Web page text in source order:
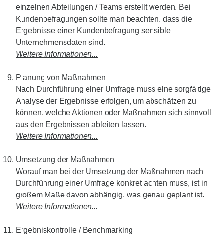
einzelnen Abteilungen / Teams erstellt werden. Bei
Kundenbefragungen sollte man beachten, dass die
Ergebnisse einer Kundenbefragung sensible
Unternehmensdaten sind.
Weitere Informationen...
Planung von Maßnahmen
Nach Durchführung einer Umfrage muss eine sorgfältige
Analyse der Ergebnisse erfolgen, um abschätzen zu
können, welche Aktionen oder Maßnahmen sich sinnvoll
aus den Ergebnissen ableiten lassen.
Weitere Informationen...
Umsetzung der Maßnahmen
Worauf man bei der Umsetzung der Maßnahmen nach
Durchführung einer Umfrage konkret achten muss, ist in
großem Maße davon abhängig, was genau geplant ist.
Weitere Informationen...
Ergebniskontrolle / Benchmarking